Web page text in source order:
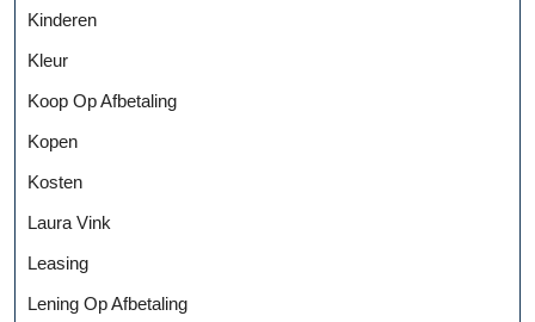
Kinderen
Kleur
Koop Op Afbetaling
Kopen
Kosten
Laura Vink
Leasing
Lening Op Afbetaling